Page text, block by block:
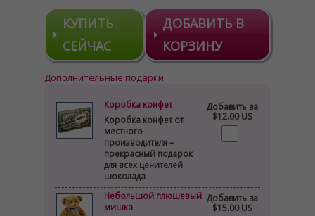
КУПИТЬ
СЕЙЧАС
ДОБАВИТЬ В
КОРЗИНУ
Дополнительные подарки:
Добавить за
$12.00 US
Коробка конфет
Коробка конфет от
местного
производителя –
прекрасный подарок
для всех ценителей
шоколада
Добавить за
$15.00 US
Небольшой плюшевый
мишка